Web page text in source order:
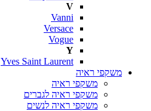
V
Vanni
Versace
Vogue
Y
Yves Saint Laurent
משקפי ראיה
משקפי ראיה
משקפי ראיה לגברים
משקפי ראיה לנשים